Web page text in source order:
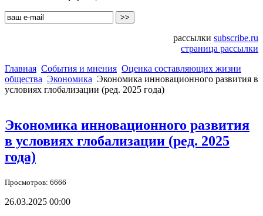
рассылки subscribe.ru
страница рассылки
Главная События и мнения Оценка составляющих жизни
общества Экономика Экономика инновационного развития в
условиях глобализации (ред. 2025 года)
Экономика инновационного развития
в условиях глобализации (ред. 2025
года)
Просмотров: 6666
26.03.2025 00:00